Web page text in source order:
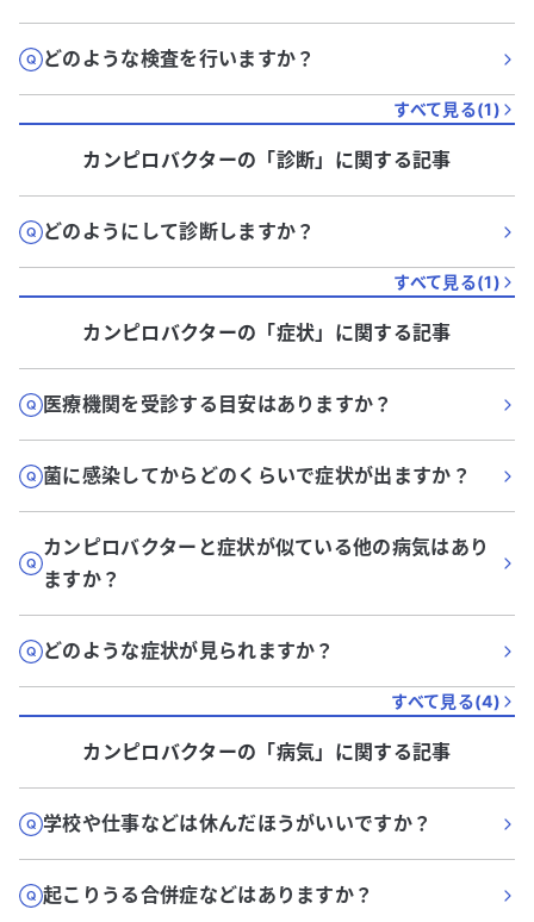
どのような検査を行いますか？
すべて見る(1)
カンピロバクターの「診断」に関する記事
どのようにして診断しますか？
すべて見る(1)
カンピロバクターの「症状」に関する記事
医療機関を受診する目安はありますか？
菌に感染してからどのくらいで症状が出ますか？
カンピロバクターと症状が似ている他の病気はあり
ますか？
どのような症状が見られますか？
すべて見る(4)
カンピロバクターの「病気」に関する記事
学校や仕事などは休んだほうがいいですか？
起こりうる合併症などはありますか？